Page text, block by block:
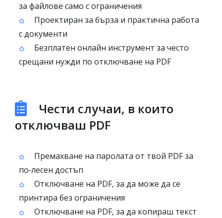
за файлове само с ограничения
Проектиран за бърза и практична работа
с документи
Безплатен онлайн инструмент за често
срещани нужди по отключване на PDF
Чести случаи, в които
отключваш PDF
Премахване на паролата от твой PDF за
по‑лесен достъп
Отключване на PDF, за да може да се
принтира без ограничения
Отключване на PDF, за да копираш текст